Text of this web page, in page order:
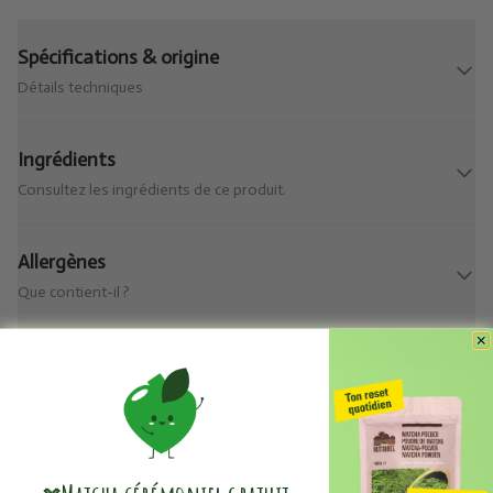
Spécifications & origine
Détails techniques
Ingrédients
Consultez les ingrédients de ce produit.
Allergènes
Que contient-il ?
Informations pratiques